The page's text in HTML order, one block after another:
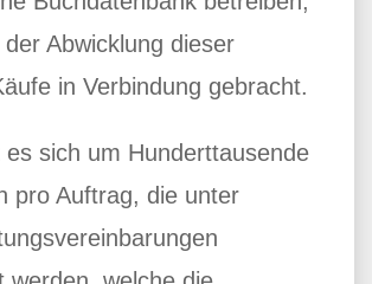
Abwicklung dieser
in Verbindung gebracht.
sich um Hunderttausende
pro Auftrag, die unter